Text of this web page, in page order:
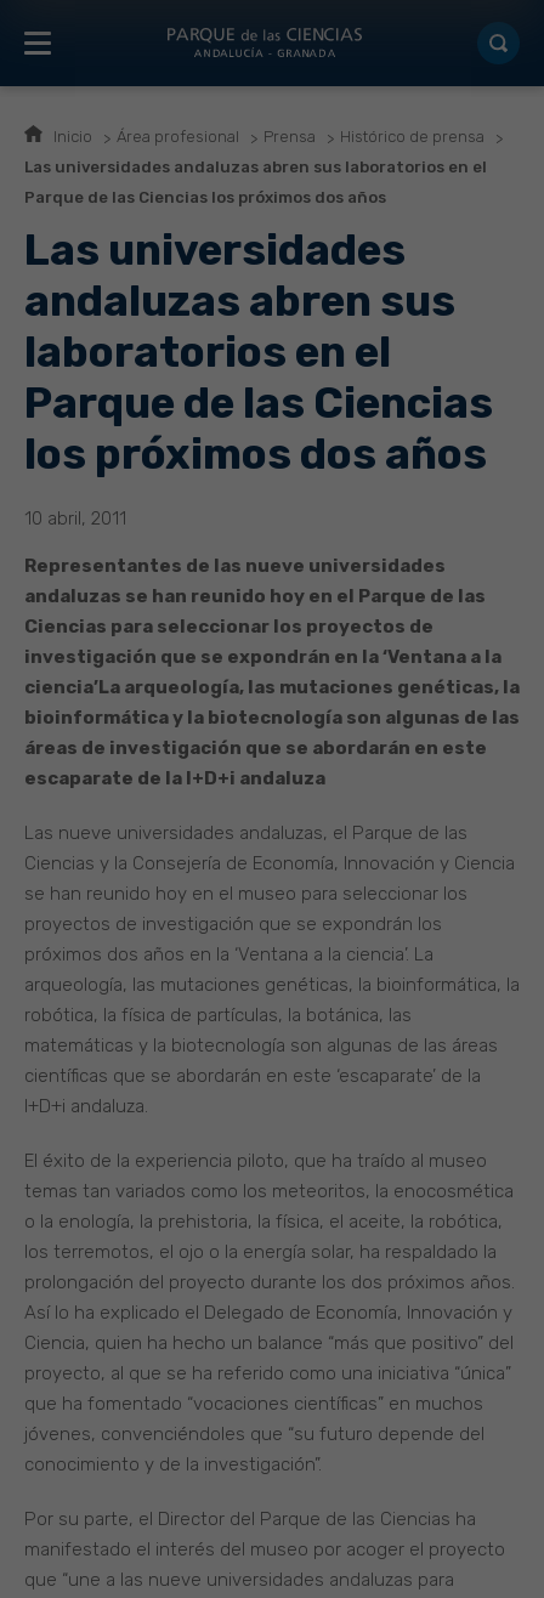
Inicio Área profesional Prensa
Histórico de prensa
Las universidades andaluzas abren sus laboratorios en el
Parque de las Ciencias los próximos dos años
Las universidades
andaluzas abren sus
laboratorios en el
Parque de las Ciencias
los próximos dos años
10 abril, 2011
Representantes de las nueve universidades
andaluzas se han reunido hoy en el Parque de las
Ciencias para seleccionar los proyectos de
investigación que se expondrán en la ‘Ventana a la
ciencia’La arqueología, las mutaciones genéticas, la
bioinformática y la biotecnología son algunas de las
áreas de investigación que se abordarán en este
escaparate de la I+D+i andaluza
Las nueve universidades andaluzas, el Parque de las
Ciencias y la Consejería de Economía, Innovación y Ciencia
se han reunido hoy en el museo para seleccionar los
proyectos de investigación que se expondrán los
próximos dos años en la ‘Ventana a la ciencia’. La
arqueología, las mutaciones genéticas, la bioinformática, la
robótica, la física de partículas, la botánica, las
matemáticas y la biotecnología son algunas de las áreas
científicas que se abordarán en este ‘escaparate’ de la
I+D+i andaluza.
El éxito de la experiencia piloto, que ha traído al museo
temas tan variados como los meteoritos, la enocosmética
o la enología, la prehistoria, la física, el aceite, la robótica,
los terremotos, el ojo o la energía solar, ha respaldado la
prolongación del proyecto durante los dos próximos años.
Así lo ha explicado el Delegado de Economía, Innovación y
Ciencia, quien ha hecho un balance “más que positivo” del
proyecto, al que se ha referido como una iniciativa “única”
que ha fomentado “vocaciones científicas” en muchos
jóvenes, convenciéndoles que “su futuro depende del
conocimiento y de la investigación”.
Por su parte, el Director del Parque de las Ciencias ha
manifestado el interés del museo por acoger el proyecto
que “une a las nueve universidades andaluzas para